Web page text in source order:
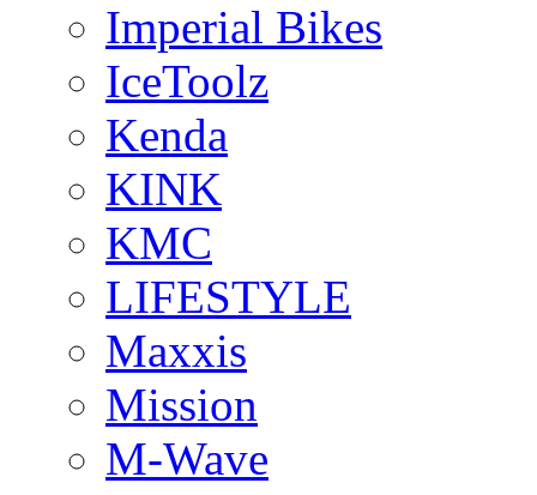
Imperial Bikes
IceToolz
Kenda
KINK
KMC
LIFESTYLE
Maxxis
Mission
M-Wave